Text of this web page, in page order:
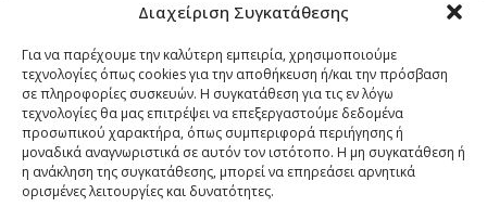
Διαχείριση Συγκατάθεσης
Για να παρέχουμε την καλύτερη εμπειρία, χρησιμοποιούμε
τεχνολογίες όπως cookies για την αποθήκευση ή/και την πρόσβαση
σε πληροφορίες συσκευών. Η συγκατάθεση για τις εν λόγω
τεχνολογίες θα μας επιτρέψει να επεξεργαστούμε δεδομένα
προσωπικού χαρακτήρα, όπως συμπεριφορά περιήγησης ή
μοναδικά αναγνωριστικά σε αυτόν τον ιστότοπο. Η μη συγκατάθεση ή
η ανάκληση της συγκατάθεσης, μπορεί να επηρεάσει αρνητικά
ορισμένες λειτουργίες και δυνατότητες.
Εμμανούηλ Μπενάκη 8, Αθήνα, Τ.Κ. 10564
Λαγκαδά 2, Θεσσαλονίκη, T.K. 546 30
Παπαδήμα Αντωνίου 1, Κομοτηνή, T.K. 69132
210 321 9797-8